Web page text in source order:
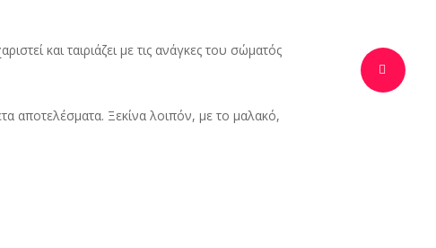
και ταιριάζει με τις ανάγκες του σώματός
αποτελέσματα. Ξεκίνα λοιπόν, με το μαλακό,